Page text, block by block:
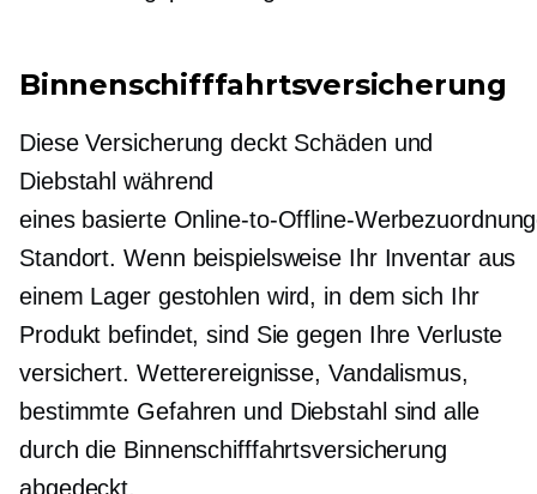
Binnenschifffahrtsversicherung
Diese Versicherung deckt Schäden und
Diebstahl während
eines basierte Online-to-Offline-
Standort. Wenn beispielsweise Ihr Inventar aus
einem Lager gestohlen wird, in dem sich Ihr
Produkt befindet, sind Sie gegen Ihre Verluste
versichert. Wetterereignisse, Vandalismus,
bestimmte Gefahren und Diebstahl sind alle
durch die Binnenschifffahrtsversicherung
abgedeckt.